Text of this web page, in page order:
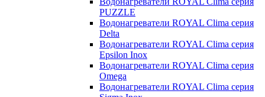
PUZZLE
Водонагреватели ROYAL Clima серия
Delta
Водонагреватели ROYAL Clima серия
Epsilon Inox
Водонагреватели ROYAL Clima серия
Omega
Водонагреватели ROYAL Clima серия